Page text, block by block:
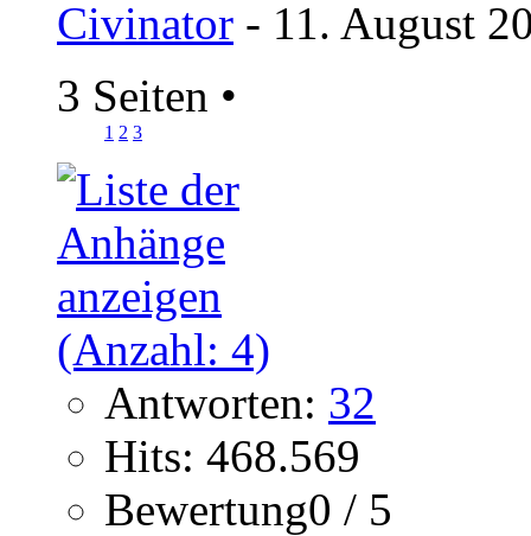
Civinator - 11. August
3 Seiten •
1 2 3
Antworten: 32
Hits: 468.569
Bewertung0 / 5